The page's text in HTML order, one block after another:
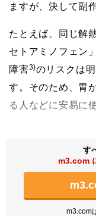
ますが、決して副
たとえば、同じ解
セトアミノフェン
障害3)のリスクは
す。そのため、胃
る人などに安易に
す
m3.com
m3.com